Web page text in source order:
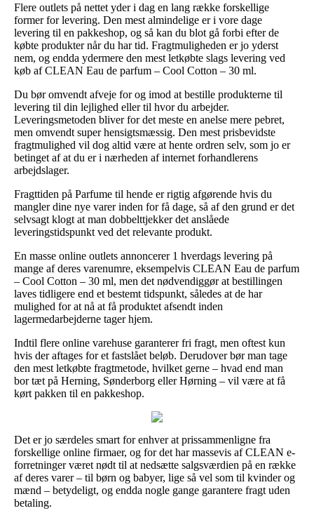
Flere outlets på nettet yder i dag en lang række forskellige
former for levering. Den mest almindelige er i vore dage
levering til en pakkeshop, og så kan du blot gå forbi efter de
købte produkter når du har tid. Fragtmuligheden er jo yderst
nem, og endda ydermere den mest letkøbte slags levering ved
køb af CLEAN Eau de parfum – Cool Cotton – 30 ml.
Du bør omvendt afveje for og imod at bestille produkterne til
levering til din lejlighed eller til hvor du arbejder.
Leveringsmetoden bliver for det meste en anelse mere pebret,
men omvendt super hensigtsmæssig. Den mest prisbevidste
fragtmulighed vil dog altid være at hente ordren selv, som jo er
betinget af at du er i nærheden af internet forhandlerens
arbejdslager.
Fragttiden på Parfume til hende er rigtig afgørende hvis du
mangler dine nye varer inden for få dage, så af den grund er det
selvsagt klogt at man dobbelttjekker det anslåede
leveringstidspunkt ved det relevante produkt.
En masse online outlets annoncerer 1 hverdags levering på
mange af deres varenumre, eksempelvis CLEAN Eau de parfum
– Cool Cotton – 30 ml, men det nødvendiggør at bestillingen
laves tidligere end et bestemt tidspunkt, således at de har
mulighed for at nå at få produktet afsendt inden
lagermedarbejderne tager hjem.
Indtil flere online varehuse garanterer fri fragt, men oftest kun
hvis der aftages for et fastslået beløb. Derudover bør man tage
den mest letkøbte fragtmetode, hvilket gerne – hvad end man
bor tæt på Herning, Sønderborg eller Hørning – vil være at få
kørt pakken til en pakkeshop.
Det er jo særdeles smart for enhver at prissammenligne fra
forskellige online firmaer, og for det har massevis af CLEAN e-
forretninger været nødt til at nedsætte salgsværdien på en række
af deres varer – til børn og babyer, lige så vel som til kvinder og
mænd – betydeligt, og endda nogle gange garantere fragt uden
betaling.